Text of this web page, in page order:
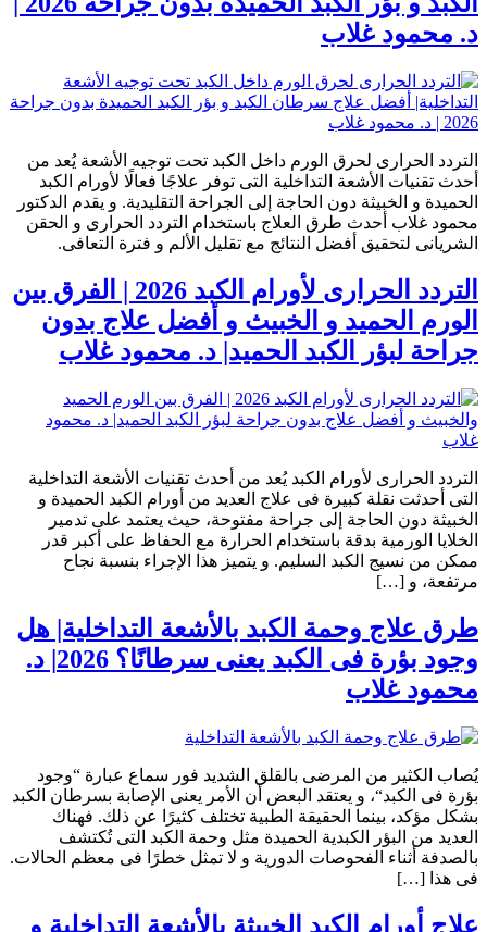
د. محمود غلاب
التردد الحرارى لحرق الورم داخل الكبد تحت توجيه الأشعة يُعد من
أحدث تقنيات الأشعة التداخلية التى توفر علاجًا فعالًا لأورام الكبد
الحميدة و الخبيثة دون الحاجة إلى الجراحة التقليدية. و يقدم الدكتور
محمود غلاب أحدث طرق العلاج باستخدام التردد الحرارى و الحقن
الشريانى لتحقيق أفضل النتائج مع تقليل الألم و فترة التعافى.
التردد الحرارى لأورام الكبد 2026 | الفرق بين
الورم الحميد و الخبيث و أفضل علاج بدون
جراحة لبؤر الكبد الحميد| د. محمود غلاب
التردد الحرارى لأورام الكبد يُعد من أحدث تقنيات الأشعة التداخلية
التى أحدثت نقلة كبيرة فى علاج العديد من أورام الكبد الحميدة و
الخبيثة دون الحاجة إلى جراحة مفتوحة، حيث يعتمد على تدمير
الخلايا الورمية بدقة باستخدام الحرارة مع الحفاظ على أكبر قدر
ممكن من نسيج الكبد السليم. و يتميز هذا الإجراء بنسبة نجاح
مرتفعة، و […]
طرق علاج وحمة الكبد بالأشعة التداخلية| هل
وجود بؤرة فى الكبد يعنى سرطانًا؟ 2026| د.
محمود غلاب
يُصاب الكثير من المرضى بالقلق الشديد فور سماع عبارة “وجود
بؤرة فى الكبد“، و يعتقد البعض أن الأمر يعنى الإصابة بسرطان الكبد
بشكل مؤكد، بينما الحقيقة الطبية تختلف كثيرًا عن ذلك. فهناك
العديد من البؤر الكبدية الحميدة مثل وحمة الكبد التى تُكتشف
بالصدفة أثناء الفحوصات الدورية و لا تمثل خطرًا فى معظم الحالات.
فى هذا […]
علاج أورام الكبد الخبيثة بالأشعة التداخلية و